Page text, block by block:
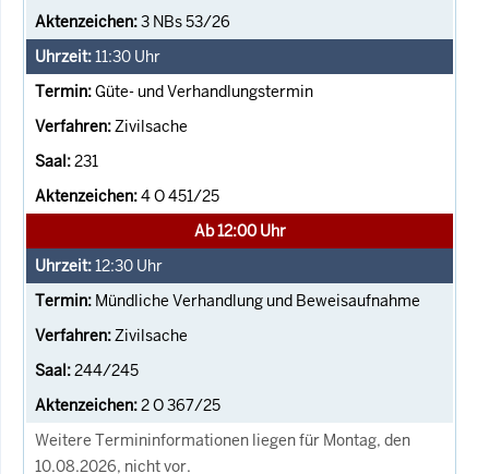
3 NBs 53/26
11:30 Uhr
Güte- und Verhandlungstermin
Zivilsache
231
4 O 451/25
Ab 12:00 Uhr
12:30 Uhr
Mündliche Verhandlung und Beweisaufnahme
Zivilsache
244/245
2 O 367/25
Weitere Termininformationen liegen für Montag, den
10.08.2026, nicht vor.